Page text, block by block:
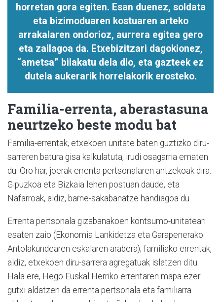
horretan gora egiten. Esan duenez, soldata
eta bizimoduaren kostuaren arteko
arrakalaren ondorioz, aurrera egitea gero
eta zailagoa da. Etxebizitzari dagokionez,
“ametsa” bilakatu dela dio, eta gazteek ez
dutela aukerarik horrelakorik erosteko.
Familia-errenta, aberastasuna
neurtzeko beste modu bat
Familia-errentak, etxekoen unitate baten guztizko diru-
sarreren batura gisa kalkulatuta, irudi osagarria ematen
du. Oro har, joerak errenta pertsonalaren antzekoak dira:
Gipuzkoa eta Bizkaia lehen postuan daude, eta
Nafarroak, aldiz, barne-sakabanatze handiagoa du.
Errenta pertsonala gizabanakoen kontsumo-unitateari
esaten zaio (Ekonomia Lankidetza eta Garapenerako
Antolakundearen eskalaren arabera); familiako errentak,
aldiz, etxekoen diru-sarrera agregatuak islatzen ditu.
Hala ere, Hego Euskal Herriko errentaren mapa ezer
gutxi aldatzen da errenta pertsonala eta familiarra